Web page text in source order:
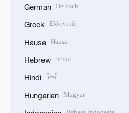
German Deutsch
Greek Ελληνικά
Hausa Hausa
Hebrew עברית
Hindi हिन्दी
Hungarian Magyar